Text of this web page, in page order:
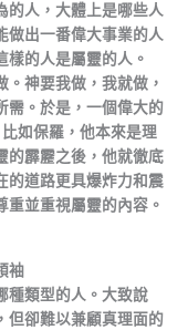
的人，大體上是哪些人
做出一番偉大事業的人
的人是屬靈的人。
神要我做，我就做，
需。於是，一個偉大的
如保羅，他本來是理
的霹靂之後，他就徹底
的道路更具爆炸力和震
並重視屬靈的內容。
袖
種類型的人。大致說
但卻難以兼顧真理面的